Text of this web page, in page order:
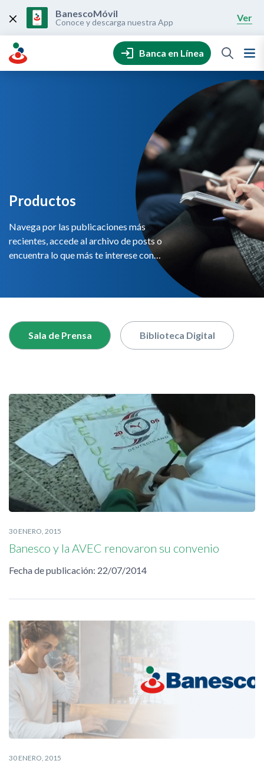
content
BanescoMóvil
Conoce y descarga nuestra App Ver
Banca en Línea
Productos
Navega por las publicaciones más
recientes, accede al archivo de posts o
encuentra lo que más te interese con
Sala de Prensa Biblioteca Digital
30 ENERO, 2015
Banesco y la AVEC renovaron su convenio
Fecha de publicación: 22/07/2014
30 ENERO, 2015